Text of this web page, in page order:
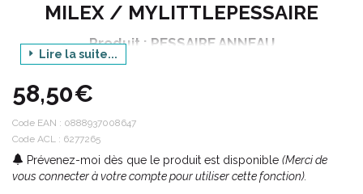
MILEX / MYLITTLEPESSAIRE
Produit : PESSAIRE ANNEAU
Option : AVEC SUPPORT
Diamètre : 121 mm
Lire la suite...
58,50€
Code EAN : 0888937008647
Code ACL : 6277265
Prévenez-moi dès que le produit est disponible (Merci de
vous connecter à votre compte pour utiliser cette fonction).